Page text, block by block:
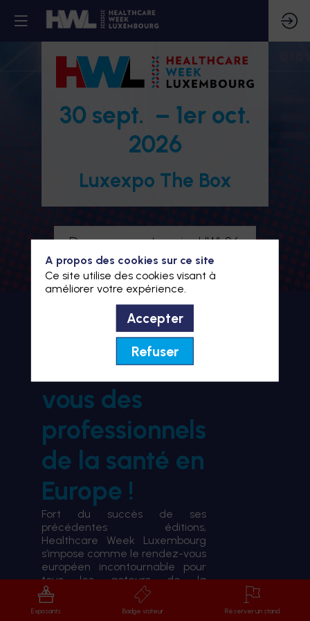
30 sept. – 1er oct.
2026
Luxexpo The Box
Devenez partenaire HWL26
Je m'inscris à HWL26
BIENVENUE À HWL26
le rendez-
vous des
professionnels
de la santé en
Europe !
Fort du succès de ses
précédentes éditions,
Healthcare Week Luxembourg
s’impose comme le rendez-vous
européen incontournable pour
tous les acteurs de la
transformation du système de
santé.
Exposants Badge visiteur Réserver un stand
A propos des cookies sur ce site
Ce site utilise des cookies visant à
améliorer votre expérience.
Accepter
Refuser